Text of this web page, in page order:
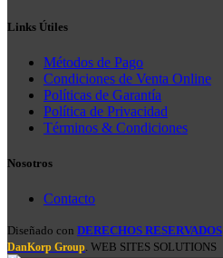
Links Útiles
Métodos de Pago
Condiciones de Venta Online
Políticas de Garantía
Política de Privacidad
Términos & Condiciones
Nosotros
Contacto
Diseñado con DERECHOS RESERVADOS
DanKorp Group. WEB SITES SOLUTIONS